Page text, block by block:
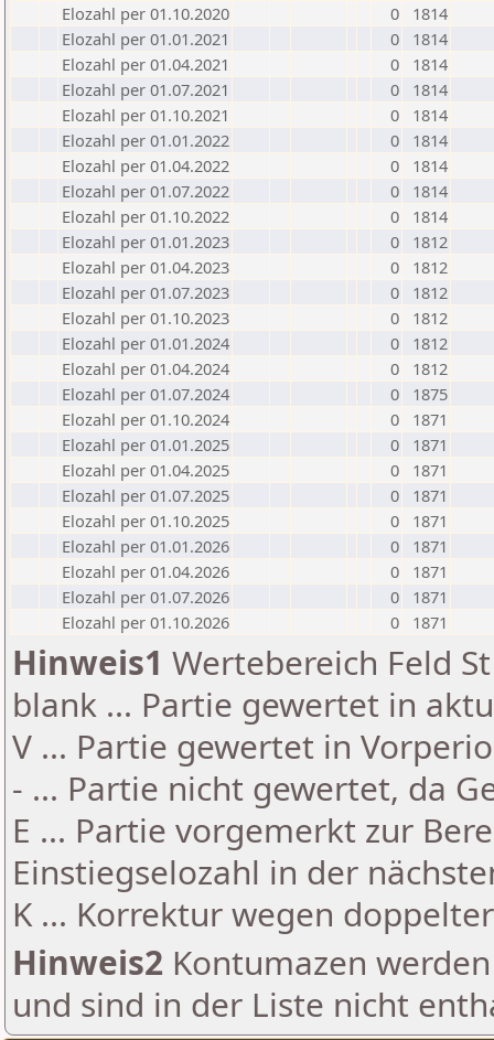
Elozahl per 01.10.2020
0
1814
Elozahl per 01.01.2021
0
1814
Elozahl per 01.04.2021
0
1814
Elozahl per 01.07.2021
0
1814
Elozahl per 01.10.2021
0
1814
Elozahl per 01.01.2022
0
1814
Elozahl per 01.04.2022
0
1814
Elozahl per 01.07.2022
0
1814
Elozahl per 01.10.2022
0
1814
Elozahl per 01.01.2023
0
1812
Elozahl per 01.04.2023
0
1812
Elozahl per 01.07.2023
0
1812
Elozahl per 01.10.2023
0
1812
Elozahl per 01.01.2024
0
1812
Elozahl per 01.04.2024
0
1812
Elozahl per 01.07.2024
0
1875
Elozahl per 01.10.2024
0
1871
Elozahl per 01.01.2025
0
1871
Elozahl per 01.04.2025
0
1871
Elozahl per 01.07.2025
0
1871
Elozahl per 01.10.2025
0
1871
Elozahl per 01.01.2026
0
1871
Elozahl per 01.04.2026
0
1871
Elozahl per 01.07.2026
0
1871
Elozahl per 01.10.2026
0 1871
Hinweis1 Wertebereich Feld
blank ... Partie gewertet in
V ... Partie gewertet in
- ... Partie nicht gewertet, da
E ... Partie vorgemerkt zur
Einstiegselozahl in der
K ... Korrektur wegen
Hinweis2 Kontumazen
und sind in der Liste nicht